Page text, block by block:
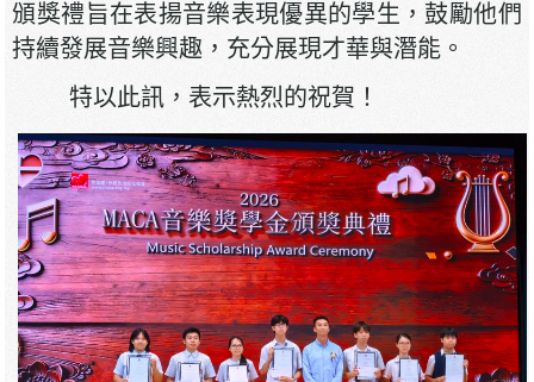
頒獎禮旨在表揚音樂表現優異的學生，鼓勵他們
持續發展音樂興趣，充分展現才華與潛能。
特以此訊，表示熱烈的祝賀！